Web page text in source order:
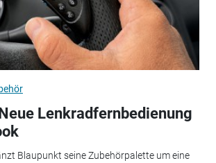
Lenkradfernbedienung
Blaupunkt seine Zubehörpalette um eine